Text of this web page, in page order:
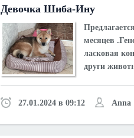
Девочка Шиба-Ину
месяцев
лaсковая
други
27.01.2024 в 09:12 Anna